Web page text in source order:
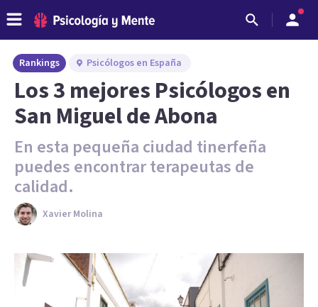
Rankings Psicólogos en España
Los 3 mejores Psicólogos en
San Miguel de Abona
En esta pequeña ciudad tinerfeña
puedes encontrar terapeutas de
calidad.
Xavier Molina